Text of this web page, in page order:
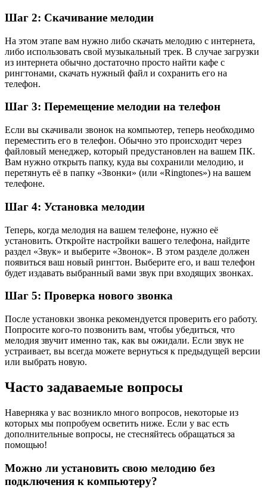
Шаг 2: Скачивание мелодии
На этом этапе вам нужно либо скачать мелодию с интернета,
либо использовать свой музыкальный трек. В случае загрузки
из интернета обычно достаточно просто найти кафе с
рингтонами, скачать нужный файл и сохранить его на
телефон.
Шаг 3: Перемещение мелодии на телефон
Если вы скачивали звонок на компьютер, теперь необходимо
переместить его в телефон. Обычно это происходит через
файловый менеджер, который предустановлен на вашем ПК.
Вам нужно открыть папку, куда вы сохранили мелодию, и
перетянуть её в папку «Звонки» (или «Ringtones») на вашем
телефоне.
Шаг 4: Установка мелодии
Теперь, когда мелодия на вашем телефоне, нужно её
установить. Откройте настройки вашего телефона, найдите
раздел «Звук» и выберите «Звонок». В этом разделе должен
появиться ваш новый рингтон. Выберите его, и ваш телефон
будет издавать выбранный вами звук при входящих звонках.
Шаг 5: Проверка нового звонка
После установки звонка рекомендуется проверить его работу.
Попросите кого-то позвонить вам, чтобы убедиться, что
мелодия звучит именно так, как вы ожидали. Если звук не
устраивает, вы всегда можете вернуться к предыдущей версии
или выбрать новую.
Часто задаваемые вопросы
Наверняка у вас возникло много вопросов, некоторые из
которых мы попробуем осветить ниже. Если у вас есть
дополнительные вопросы, не стесняйтесь обращаться за
помощью!
Можно ли установить свою мелодию без
подключения к компьютеру?